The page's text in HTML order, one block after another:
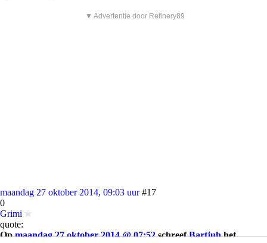
▼ Advertentie door Refinery89
maandag 27 oktober 2014, 09:03 uur #17
0
Grimi
quote:
Opmaandag 27 oktober 2014 @ 07:52schreefBartjuhhet